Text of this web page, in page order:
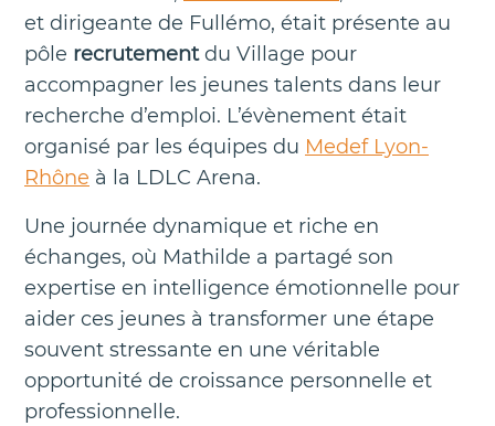
et dirigeante de Fullémo, était présente au
pôle recrutementdu Village pour
accompagner les jeunes talents dans leur
recherche d’emploi. L’évènement était
organisé par les équipes du Medef Lyon-
Rhône à la LDLC Arena.
Une journée dynamique et riche en
échanges, où Mathilde a partagé son
expertise en intelligence émotionnelle pour
aider ces jeunes à transformer une étape
souvent stressante en une véritable
opportunité de croissance personnelle et
professionnelle.